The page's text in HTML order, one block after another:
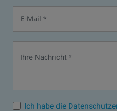
Ich habe die